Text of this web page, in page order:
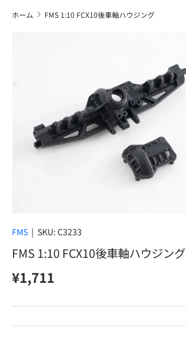
ホーム FMS 1:10 FCX10後車軸ハウジング
FMS | SKU: C3233
FMS 1:10 FCX10後車軸ハウジング
定価
¥1,711